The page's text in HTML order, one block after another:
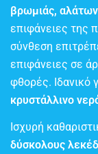
βρωμιάς,
επιφάνειες της
σύνθεση
επιφάνειες σε
φθορές. Ιδανικό
κρυστάλλινο
Ισχυρή
δύσκολους